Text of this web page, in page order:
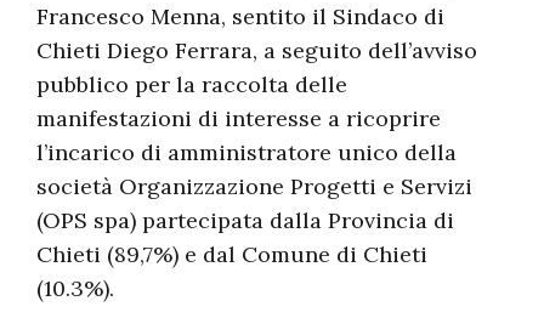
Francesco Menna, sentito il Sindaco di
Chieti Diego Ferrara, a seguito dell’avviso
pubblico per la raccolta delle
manifestazioni di interesse a ricoprire
l’incarico di amministratore unico della
società Organizzazione Progetti e Servizi
(OPS spa) partecipata dalla Provincia di
Chieti (89,7%) e dal Comune di Chieti
(10.3%).